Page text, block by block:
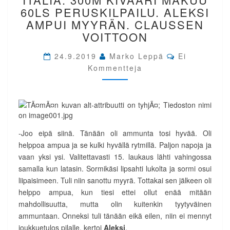
TOLMEZZO,
ITALIA.
300M
KIVÄÄRI
60LS
PERUSKILPAILU.
ALEKSI
MYYRÄN.
CLAUSSEN
60LS PERUSKILPAILU. ALEKSI
AMPUI MYYRÄN. CLAUSSEN
VOITTOON
24.9.2019 Marko Leppä Comments
Ei
Kommentteja
-Joo eipä siinä. Tänään oli ammunta tosi hyvää. Oli
helppoa ampua ja se kulki hyvällä rytmillä. Paljon napoja ja
vaan yksi ysi. Valitettavasti 15. laukaus lähti vahingossa
samalla kun latasin. Sormikäsi lipsahti lukolta ja sormi osui
liipaisimeen. Tuli niin sanottu myyrä. Tottakai sen jälkeen oli
helppo ampua, kun tiesi ettei ollut enää mitään
mahdollisuutta, mutta olin kuitenkin tyytyväinen
ammuntaan. Onneksi tuli tänään eikä eilen, niin ei mennyt
joukkuetulos pilalle, kertoi Aleksi.